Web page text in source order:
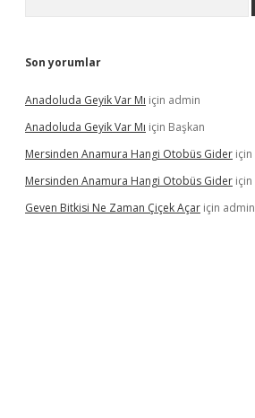
Son yorumlar
Anadoluda Geyik Var Mı için admin
Anadoluda Geyik Var Mı için Başkan
Mersinden Anamura Hangi Otobüs Gider için
Mersinden Anamura Hangi Otobüs Gider için
Geven Bitkisi Ne Zaman Çiçek Açar için admin